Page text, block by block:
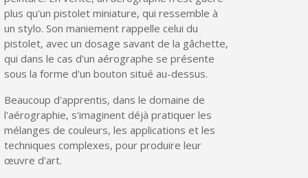
plus qu'un pistolet miniature, qui ressemble à
un stylo. Son maniement rappelle celui du
pistolet, avec un dosage savant de la gâchette,
qui dans le cas d'un aérographe se présente
sous la forme d'un bouton situé au-dessus.
Beaucoup d'apprentis, dans le domaine de
l'aérographie, s'imaginent déjà pratiquer les
mélanges de couleurs, les applications et les
techniques complexes, pour produire leur
œuvre d'art.